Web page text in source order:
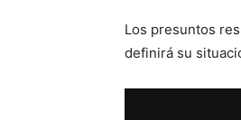
Los presuntos
definirá su